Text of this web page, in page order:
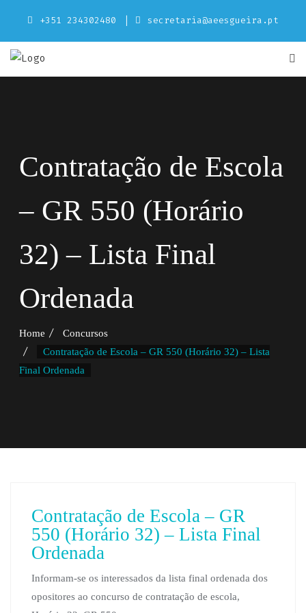
content
+351 234302480 secretaria@aeesgueira.pt
Contratação de Escola
– GR 550 (Horário
32) – Lista Final
Ordenada
Home
Concursos
Contratação de Escola – GR 550 (Horário 32) – Lista
Final Ordenada
Contratação de Escola – GR
550 (Horário 32) – Lista Final
Ordenada
Informam-se os interessados da lista final ordenada dos
opositores ao concurso de contratação de escola,